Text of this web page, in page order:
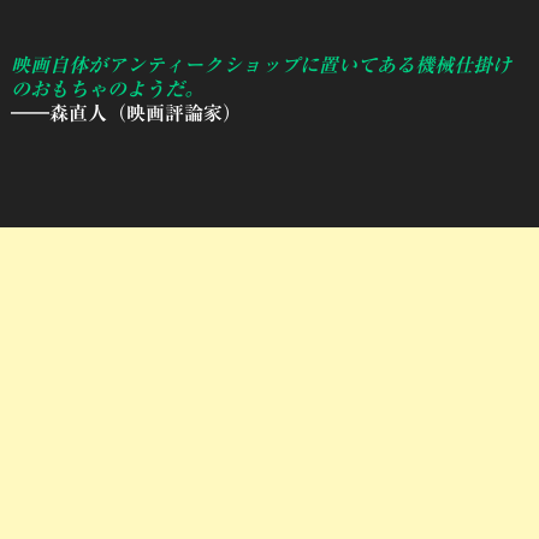
映画自体がアンティークショップに置いてある機械仕掛け
のおもちゃのようだ。
――森直人（映画評論家）